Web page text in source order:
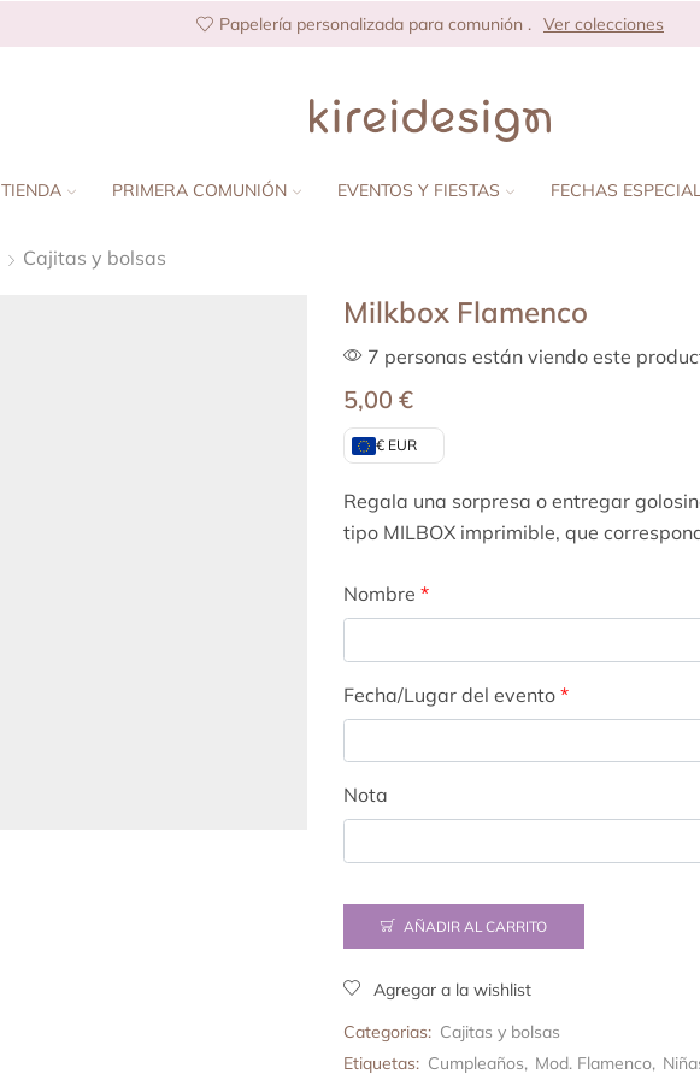
Papelería personalizada para comunión . Ver colecciones
TIENDA PRIMERA COMUNIÓN EVENTOS Y FIESTAS FECHAS
Cajitas y bolsas
Milkbox Flamenco
7 personas están viendo este
5,00 €
€ EUR
Regala una sorpresa o entregar
tipo MILBOX imprimible, que
Nombre *
Fecha/Lugar del evento *
Nota
AÑADIR AL CARRITO
Agregar a la wishlist
Categorias: Cajitas y bolsas
Etiquetas: Cumpleaños, Mod. Flamenco,